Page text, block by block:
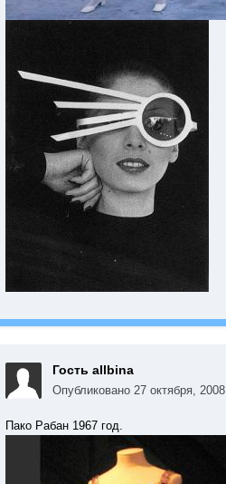
Гость allbina
Опубликовано 27 октября, 2008
Пако Рабан 1967 год.